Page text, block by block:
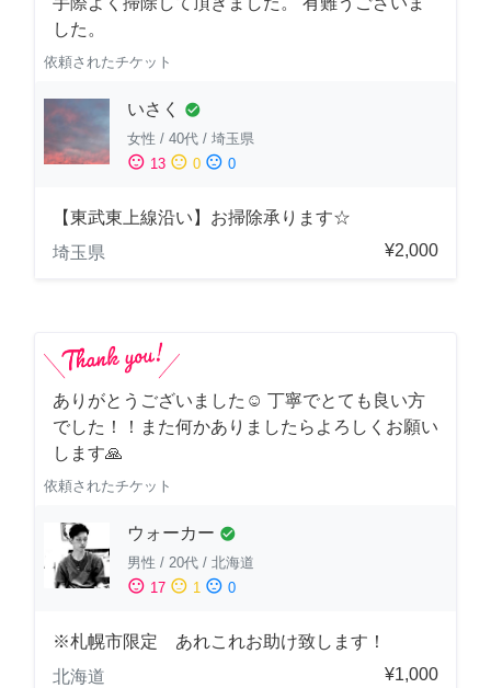
した。
依頼されたチケット
いさく check_circle
女性 / 40代 / 埼玉県
sentiment_satisfied 13 sentiment_neutral 0 sentiment_dissatisfied 0
【東武東上線沿い】お掃除承ります☆
埼玉県
¥2,000
ありがとうございました☺️ 丁寧でとても良い方
でした！！また何かありましたらよろしくお願い
します🙏
依頼されたチケット
ウォーカー check_circle
男性 / 20代 / 北海道
sentiment_satisfied 17 sentiment_neutral 1 sentiment_dissatisfied 0
※札幌市限定 あれこれお助け致します！
北海道
¥1,000